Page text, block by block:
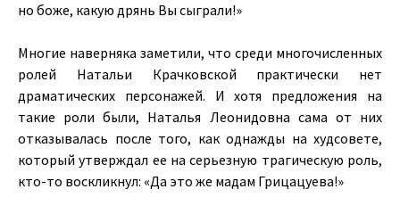
но боже, какую дрянь Вы сыграли!»
Многие наверняка заметили, что среди многочисленных
ролей Натальи Крачковской практически нет
драматических персонажей. И хотя предложения на
такие роли были, Наталья Леонидовна сама от них
отказывалась после того, как однажды на худсовете,
который утверждал ее на серьезную трагическую роль,
кто-то воскликнул: «Да это же мадам Грицацуева!»